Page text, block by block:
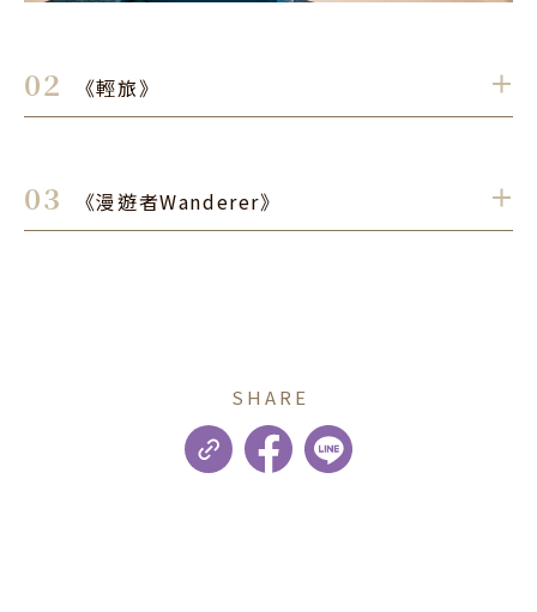
02 《輕旅》 ．
正門入口迎賓處／接待梯廳
活型態的城市樂活風貌，而自行車溫和的輪轉印象與此
起彼落的清脆響鈴，也以俏皮生動的微笑臺北迎接蒞臨
03 《漫遊者Wanderer》 ．
請觀者在影音碎片的蛛絲馬跡裡尋找自我生命經驗似曾
相似之處，激發旅人記憶深處的迴音響盪。
SHARE